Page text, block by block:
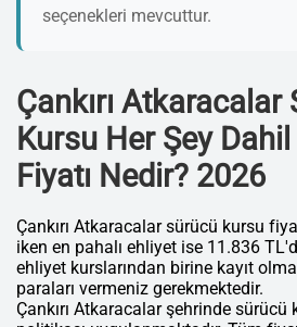
seçenekleri mevcuttur.
Çankırı Atkaracalar
Kursu Her Şey
Fiyatı Nedir? 2026
Çankırı Atkaracalar sürücü kursu
iken en pahalı ehliyet ise 11.836
ehliyet kurslarından birine kayıt
paraları vermeniz gerekmektedir.
Çankırı Atkaracalar şehrinde sürücü